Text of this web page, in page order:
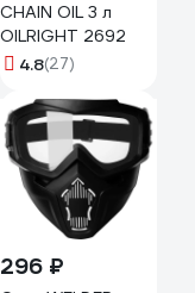
CHAIN OIL 3 л
OILRIGHT 2692
4.8(27)
296 ₽